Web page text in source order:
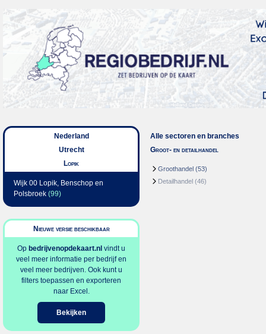
Nederland
Utrecht
Lopik
Wijk 00 Lopik, Benschop en
Polsbroek (99)
Nieuwe versie beschikbaar
Op bedrijvenopdekaart.nl vindt u
veel meer informatie per bedrijf en
veel meer bedrijven. Ook kunt u
filters toepassen en exporteren
naar Excel.
Bekijken
Alle sectoren en branches
Groot- en detailhandel
Groothandel (53)
Detailhandel (46)